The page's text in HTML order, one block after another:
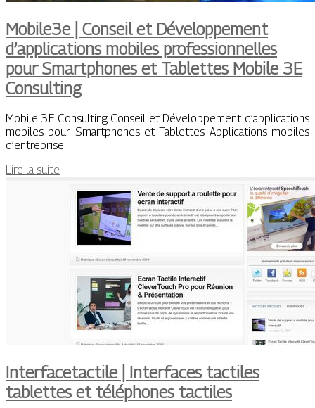
Mobile3e | Conseil et Dévelop­pe­ment
d’applica­tions mobiles profes­sionnel­les
pour Smartphones et Tablettes Mobile 3E
Consulting
Mobile 3E Consulting Conseil et Développement d’applications
mobiles pour Smartphones et Tablettes Applications mobiles
d’entreprise
Lire la suite
In­terfacetacti­le | Interfaces tactiles
tablettes et téléphones tactiles